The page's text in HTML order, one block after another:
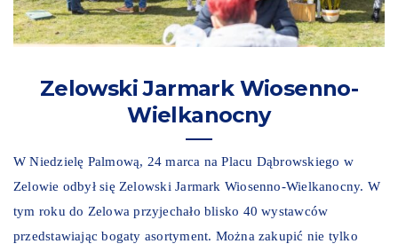
Zelowski Jarmark Wiosenno-
Wielkanocny
W Niedzielę Palmową, 24 marca na Placu Dąbrowskiego w
Zelowie odbył się Zelowski Jarmark Wiosenno-Wielkanocny. W
tym roku do Zelowa przyjechało blisko 40 wystawców
przedstawiając bogaty asortyment. Można zakupić nie tylko